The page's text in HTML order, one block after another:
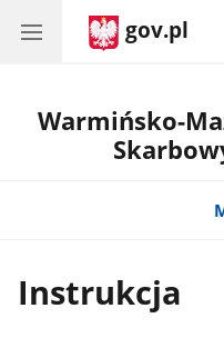
gov.pl
Warmińsko-
Instrukcja